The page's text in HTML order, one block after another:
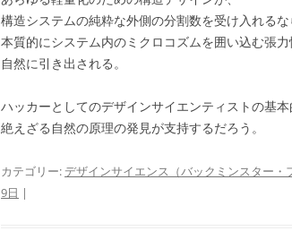
構造システムの純粋な外側の分割数を受け入れるな
本質的にシステム内のミクロコズムを囲い込む張力
自然に引き出される。
ハッカーとしてのデザインサイエンティストの基
絶えざる自然の原理の発見が支持するだろう
カテゴリー: デザインサイエンス（バックミンスター・
9日 |